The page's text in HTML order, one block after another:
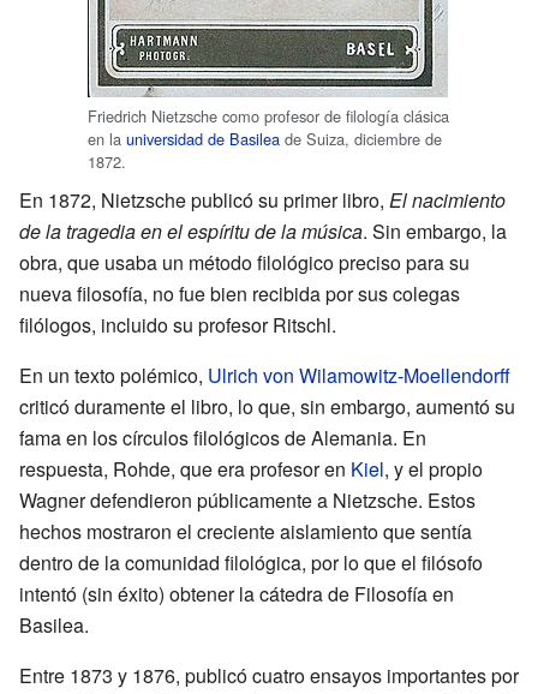
Friedrich Nietzsche como profesor de filología clásica
en la universidad de Basilea de Suiza, diciembre de
1872.
En 1872, Nietzsche publicó su primer libro, El nacimiento
de la tragedia en el espíritu de la música. Sin embargo, la
obra, que usaba un método filológico preciso para su
nueva filosofía, no fue bien recibida por sus colegas
filólogos, incluido su profesor Ritschl.
En un texto polémico, Ulrich von Wilamowitz-Moellendorff
criticó duramente el libro, lo que, sin embargo, aumentó su
fama en los círculos filológicos de Alemania. En
respuesta, Rohde, que era profesor en Kiel, y el propio
Wagner defendieron públicamente a Nietzsche. Estos
hechos mostraron el creciente aislamiento que sentía
dentro de la comunidad filológica, por lo que el filósofo
intentó (sin éxito) obtener la cátedra de Filosofía en
Basilea.
Entre 1873 y 1876, publicó cuatro ensayos importantes por